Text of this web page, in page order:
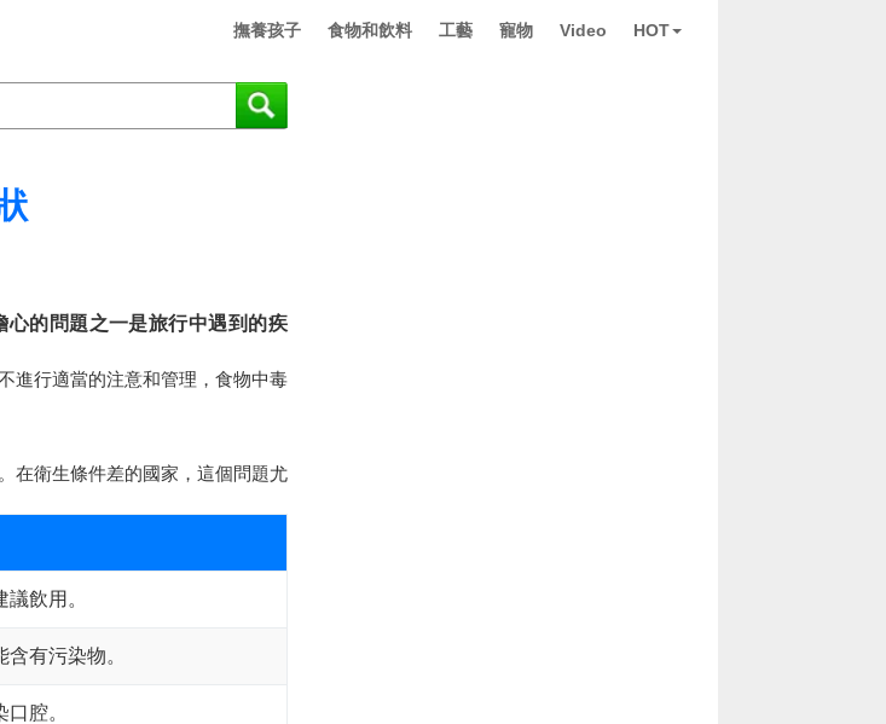
撫養孩子 食物和飲料 工藝 寵物 Video HOT
的問題之一是旅行中遇到的疾
進行適當的注意和管理，食物中毒
在衛生條件差的國家，這個問題尤
飲用。
有污染物。
腔。